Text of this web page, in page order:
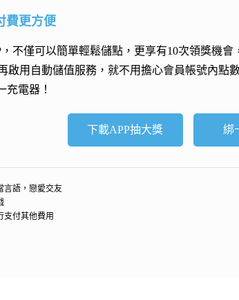
費更方便
不僅可以簡單輕鬆儲點，更享有10次領獎機會
啟用自動儲值服務 ，就不用擔心會員帳號內點
充電器 ！
下載APP抽大獎 綁
言語，戀愛交友
付其他費用